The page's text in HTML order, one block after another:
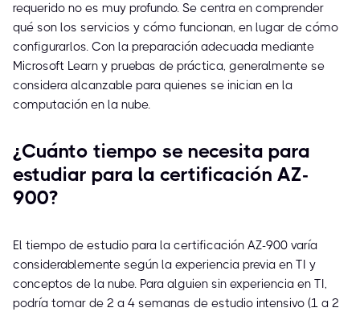
requerido no es muy profundo. Se centra en comprender
qué son los servicios y cómo funcionan, en lugar de cómo
configurarlos. Con la preparación adecuada mediante
Microsoft Learn y pruebas de práctica, generalmente se
considera alcanzable para quienes se inician en la
computación en la nube.
¿Cuánto tiempo se necesita para
estudiar para la certificación AZ-
900?
El tiempo de estudio para la certificación AZ-900 varía
considerablemente según la experiencia previa en TI y
conceptos de la nube. Para alguien sin experiencia en TI,
podría tomar de 2 a 4 semanas de estudio intensivo (1 a 2